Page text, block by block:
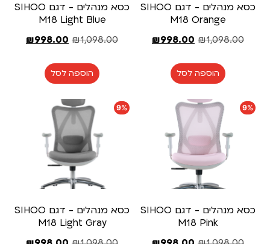
כסא מנהלים - דגם SIHOO
M18 Orange
₪1,098.00
₪998.00
הוספה לסל
כסא מנהלים - דגם SIHOO
M18 Light Blue
₪1,098.00
₪998.00
הוספה לסל
9%
כסא מנהלים - דגם SIHOO
M18 Pink
9%
כסא מנהלים - דגם SIHOO
M18 Light Gray